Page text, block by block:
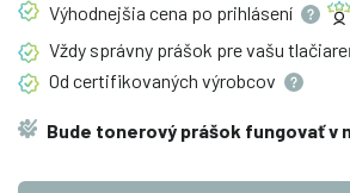
Výhodnejšia cena po prihlásení
Vždy správny prášok pre vašu
Od certifikovaných výrobcov
Bude tonerový prášok fungovať v